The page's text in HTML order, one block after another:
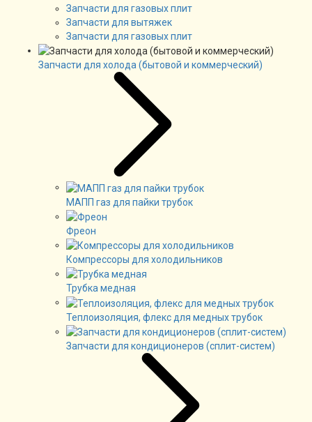
Запчасти для газовых плит
Запчасти для вытяжек
Запчасти для газовых плит
Запчасти для холода (бытовой и коммерческий)
МАПП газ для пайки трубок
Фреон
Компрессоры для холодильников
Трубка медная
Теплоизоляция, флекс для медных трубок
Запчасти для кондиционеров (сплит-систем)